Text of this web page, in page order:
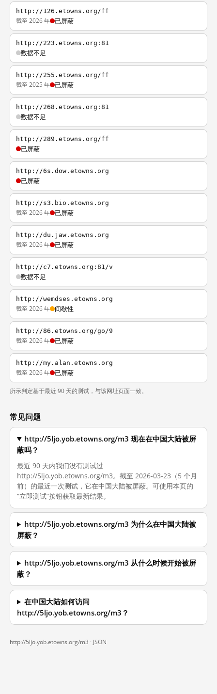
http://126.etowns.org/ff
截至 2026 年 已屏蔽
http://223.etowns.org:81
数据不足
http://255.etowns.org/ff
截至 2025 年 已屏蔽
http://268.etowns.org:81
数据不足
http://289.etowns.org/ff
已屏蔽
http://6s.dow.etowns.org
已屏蔽
http://s3.bio.etowns.org
截至 2026 年 已屏蔽
http://du.jaw.etowns.org
截至 2026 年 已屏蔽
http://c7.etowns.org:81/v
数据不足
http://wemdses.etowns.org
截至 2026 年 间歇性
http://86.etowns.org/go/9
截至 2026 年 已屏蔽
http://my.alan.etowns.org
截至 2026 年 已屏蔽
所示判定基于最近 90 天的测试，与该网址页面一致。
常见问题
http://5ljo.yob.etowns.org/m3 现在在中国大陆被屏
蔽吗？
最近 90 天内我们没有测试过
http://5ljo.yob.etowns.org/m3。截至 2026-03-23（5 个月
前）的最近一次测试，它在中国大陆被屏蔽。可使用本页的
“立即测试”按钮获取最新结果。
http://5ljo.yob.etowns.org/m3 为什么在中国大陆被
屏蔽？
http://5ljo.yob.etowns.org/m3 从什么时候开始被屏
蔽？
在中国大陆如何访问
http://5ljo.yob.etowns.org/m3？
http://5ljo.yob.etowns.org/m3 · JSON